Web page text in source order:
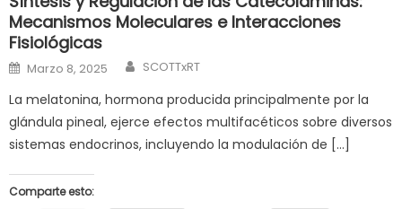
Mecanismos Moleculares e Interacciones
Fisiológicas
Posted
on
Marzo 8, 2025 Author
SCOTTxRT
La melatonina, hormona producida principalmente por la
glándula pineal, ejerce efectos multifacéticos sobre diversos
sistemas endocrinos, incluyendo la modulación de […]
Comparte esto: